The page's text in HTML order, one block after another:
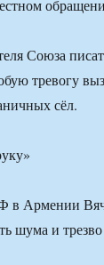
Союза
тревогу
сёл.
в Армении
шума и трезво